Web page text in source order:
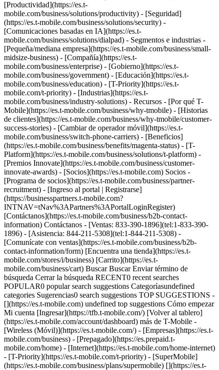
[Productividad](https://es.t-
mobile.com/business/solutions/productivity) - [Seguridad]
(https://es.t-mobile.com/business/solutions/security) -
[Comunicaciones basadas en IA](https://es.t-
mobile.com/business/solutions/dialpad) - Segmentos e industrias -
[Pequeña/mediana empresa](https://es.t-mobile.com/business/small-
midsize-business) - [Compañía](https://es.t-
mobile.com/business/enterprise) - [Gobierno](https://es.t-
mobile.com/business/government) - [Educación](https://es.t-
mobile.com/business/education) - [T-Priority](https://es.t-
mobile.com/t-priority) - [Industrias](https://es.t-
mobile.com/business/industry-solutions) - Recursos - [Por qué T-
Mobile](https://es.t-mobile.com/business/why-tmobile) - [Historias
de clientes](https://es.t-mobile.com/business/why-tmobile/customer-
success-stories) - [Cambiar de operador móvil](https://es.t-
mobile.com/business/switch-phone-carriers) - [Beneficios]
(https://es.t-mobile.com/business/benefits/magenta-status) - [T-
Platform](https://es.t-mobile.com/business/solutions/t-platform) -
[Premios Innovate](https://es.t-mobile.com/business/customer-
innovate-awards) - [Socios](https://es.t-mobile.com) Socios -
[Programa de socios](https://es.t-mobile.com/business/partner-
recruitment) - [Ingreso al portal | Registrarse]
(https://businesspartners.t-mobile.com?
INTNAV=tNav%3APartners%3APortalLoginRegister)
[Contáctanos](https://es.t-mobile.com/business/b2b-contact-
information) Contáctanos - [Ventas: 833-390-1896](tel:1-833-390-
1896) - [Asistencia: 844-211-5308](tel:1-844-211-5308) -
[Comunícate con ventas](https://es.t-mobile.com/business/b2b-
contact-information/form) [Encuentra una tienda](https://es.t-
mobile.com/stores/i/business) [Carrito](https://es.t-
mobile.com/business/cart) Buscar Buscar Enviar término de
búsqueda Cerrar la búsqueda RECENT0 recent searches
POPULAR0 popular search suggestions Categoríasundefined
categories Sugerencias0 search suggestions TOP SUGGESTIONS -
[](https://es.t-mobile.com) undefined top suggestions Cómo empezar
Mi cuenta [Ingresar](https://tfb.t-mobile.com/) [Volver al tablero]
(https://es.t-mobile.com/account/dashboard) más de T-Mobile -
[Wireless (Móvil)](https://es.t-mobile.com/) - [Empresas](https://es.t-
mobile.com/business) - [Prepagado](https://es.prepaid.t-
mobile.com/home) - [Internet](https://es.t-mobile.com/home-internet)
- [T-Priority](https://es.t-mobile.com/t-priority) - [SuperMobile]
(https://es.t-mobile.com/business/plans/supermobile) [](https://es.t-mobile.com) 1. [Inicio](https://es.t-mobile.com/business) 2. [Soluciones](https://es.t-mobile.com/business/solutions) 3. Protección de llamadas PRESENTAMOS SCAM SHIELD™ ## Menos llamadas fraudulentas. Y punto. Con la fusión de Sprint y T-Mobile, nuestra red es más grande y mejor que nunca y cuenta con protección avanzada contra llamadas fraudulentas incorporada. Para que los clientes de pequeños negocios puedan estar mejor protegidos sin pagar ningún cargo adicional. Se requiere dispositivo compatible y servicio elegible. La activación del Bloqueo de llamadas fraudulentas podría bloquear llamadas deseadas. Se puede desactivar en cualquier momento. ## GENERAL ## GENERAL - ### [El efecto](https://es.t-mobile.com#impact) A nadie le gustan las llamadas fraudulentas, y menos aún a pequeños negocios como el tuyo. - ### [Nuestras soluciones](https://es.t-mobile.com#solutions) Te ayudamos a estar mejor protegido con nuestras opciones de vanguardia para la protección contra estafas. - ### [Transparencia de llamadas](https://es.t-mobile.com#transparency) Reduce el número de llamadas perdidas de clientes. ## Menos llamadas fraudulentas. Y punto. ## EL IMPACTO A nadie le gustan las llamadas fraudulentas, y menos aún a las empresas pequeñas. Aprovecha el tiempo haciendo las cosas que te importan, como ocuparte de tu empresa, en lugar de estar filtrando llamadas. ## El fraude telefónico es uno de los tipos más comunes de estafa. La Comisión Federal de Comercio reportó que, desde 2015-2019, el método número 1 de contacto para los estafadores son las llamadas telefónicas. ## El fraude telefónico es uno de los tipos más comunes de estafa. ## Las llamadas no deseadas son todo un problema. Cada año, en Estados Unidos se reciben billones de llamadas fraudulentas y robollamadas. De hecho, en 2019 ocurrieron 58.5 mil millones de estafas y robollamadas, es decir, más de 1,800 llamadas por segundo. ## Las llamadas no deseadas son todo un problema. ## Las llamadas fraudulentas pueden costar caro. En 2019, estas llamadas suponen un costo de 70 millones de horas y de $10.5 mil millones para los estadounidenses. ## Las llamadas fraudulentas pueden costar caro. De acuerdo con el informe "Los principales fraudes de 2019" de la FTC, [Harris Poll/True Caller Survey - Abril de 2019](https://truecaller.blog/2019/04/17/truecaller-insights-2019-us-spam-phone-scam-report/), [YouMail Robocall Index EOY 2019](https://robocallindex.com/history/time), [Hiya Half-Yearly Report - 2019](https://es.t-mobile.com/24/_mp.v3UkdsbnZ1SXNCeFJFcjdvMEZvUi1YRTluZ29yZkhYa0Rxanltdm1JdzF4SS4y_mp.ve/_assets_hiya_com/public/pdf/HiyaStateOfTheCall2019H1.pdf?v=6b7b682837c56c47656c012c1da0e6a), [Hiya State of the Call EOY 2019](https://es.t-mobile.com/24/_mp.v3cHJELS1fanJWWHpPTEpnd01FREhXSWVHSHAtS2RuY2VNOUVraTlIQl91NC43_mp.ve/_assets_hiya_com/public/pdf/HiyaStateOfTheCall2019.pdf?v=ff6a3203004af7328a696e57bcb949dd) y la encuesta a clientes First Orion de noviembre de 2018. ## NUESTRAS SOLUCIONES Ayudamos a los clientes de pequeños negocios a estar mejor protegidos con nuestras opciones de vanguardia para la protección contra estafa. Gracias a Scam Shield, los clientes de pequeños negocios pueden disfrutar de varios niveles de protección contra fraude. Esto quiere decir que podrás bloquear más llamadas fraudulentas que nunca antes. ## Tecnología de red de vanguardia. Nuestra red supercargada analiza cada llamada usando inteligencia artificial, aprendizaje automático y otras tecnologías patentadas. Y nuestras defensas se actualizan cada seis minutos, para llevar la delantera a los estafadores. ![Centro de datos de Scam Shield](https://es.t-mobile.com/sdscene7/is/image/Tmusprod/TFB-ScamShield-article-datacenter-desktop-1:HERO-desktop?fmt=jpg&qlt=85%2C0&resMode=sharp2&op_usm=1.75%2C0.3%2C2%2C0) ## Tecnología de red de vanguardia. ## App Scam Shield™. Una aplicación gratuita que te permite administrar tu protección contra fraudes, para que puedas identificar, bloquear y reportar posibles llamadas fraudulentas. ![App Scam Shield](https://es.t-mobile.com/sdscene7/is/image/Tmusprod/TFB-ScamShield-article-ScamShield-desktop-1:HERO-desktop?fmt=jpg&qlt=85%2C0&resMode=sharp2&op_usm=1.75%2C0.3%2C2%2C0) ## App Scam Shield™. ## Identificación de fraude y Bloqueo de llamadas fraudulentas. Tecnologías incorporadas que identifican las llamadas fraudulentas y robollamadas y las bloquean antes de que tú recibas la llamada. ![Centro de datos de Scam Shield](https://es.t-mobile.com/sdscene7/is/image/Tmusprod/TFB-ScamShield-article-ScamBlock-desktop-1:HERO-desktop?fmt=jpg&qlt=85%2C0&resMode=sharp2&op_usm=1.75%2C0.3%2C2%2C0) ## Identificación de fraude y Bloqueo de llamadas fraudulentas. ## identificador de llamadas. Te permite conocer quién está llamando al presentar su información, incluso si no está en tu lista de contactos. ![Centro de datos de Scam Shield](https://es.t-mobile.com/sdscene7/is/image/Tmusprod/TFB-ScamShield-article-CallerID-desktop-1:HERO-desktop?fmt=jpg&qlt=85%2C0&resMode=sharp2&op_usm=1.75%2C0.3%2C2%2C0) ## identificador de llamadas. Se requiere dispositivo compatible y servicio elegible. La activación del Bloqueo de llamadas fraudulentas podría bloquear llamadas deseadas. Se puede desactivar en cualquier momento. ## TRANSPARENCIA DE LLAMADAS Reduce el número de llamadas perdidas de clientes. Protege la reputación de tu marca y genera confianza con tu cliente. ## Registra el número o números de tu empresa. Asegúrate de que los números de tu empresa estén protegidos registrándolos en Transparencia de llamadas. Este servicio gratuito proporcionado por terceros te añade a un registro, garantizando así que tu número no será rotulado como fraudulento. [Regístrate ahora , opens in a new window](https://firstorion.com/register-your-number/) ## Registra el número o números de tu empresa. ## ¿Tienes preguntas acerca de Scam Shield? - ## ¿Cómo obtengo Identificador de llamadas gratis? Todos los clientes de pequeñas negocios de T-Mobile con 12 líneas de voz o menos son elegibles para el identificador de llamadas gratis. Puedes adherirte a través de [Mi T-Mobile/Account](https://es.account.t-mobile.com/) Hub, marcando #436#, visitando una tienda T-Mobile o simplemente marcando 611 desde tu teléfono T-Mobile para hablar con un experto de Servicio al Cliente. - Los clientes de pequeños negocios (tipos de cuenta B, líneas 1-12) deben visitar una tienda o llamar al Servicio al Cliente para tener el identificador de llamadas gratis agregado a la cuenta (no estará disponible a través de la app Scam Shield). - ## ¿Cómo puedo cambiar el nombre que aparece en el Identificador de llamadas? Ingresa a Mi T-Mobile y selecciona > Profile (perfil) > Line Settings (configuración de la línea) > Caller ID (identificador de llamadas) para editar cómo se muestra tu propio Identificador de llamadas cuando realizas una llamada e ingresa tu nombre legal o una variación comúnmente aceptada. No se permite lenguaje obsceno. Los cambios se mostrarán dentro de las siguientes 72 horas. - Si tu cambio de nombre no funciona, marca 611 en tu teléfono para conectarte con tu Equipo de Expertos. - ## ¿Cómo puedo asegurarme de que las llamadas de mi empresa no sean bloqueadas? El sitio web gratis [https://calltransparency.com/](https://calltransparency.com/) ofrece a las empresas la oportunidad de registrar su nombre y número o números comerciales para que sus llamadas a los clientes se reconozcan como legítimas. - ## ¿Cómo obtengo el Servicio de Identificación de fraude? El servicio de Identificación de fraude es un servicio gratuito y automático para todos los clientes de T-Mobile; no tienes que hacer nada. - ## ¿Cómo bloqueo una llamada fraudulenta en T-Mobile? - Baja gratis la app Scam Shield y activa el Bloqueo de llamadas fraudulentas - Marca #662# en tu dispositivo T-Mobile - Ingresa a Mi T-Mobile o la app T-Mobile, donde encontrarás una opción para activar el Bloqueo de llamadas fraudulentas - ## ¿Qué ocurre con los mensajes de texto fraudulentos/no deseados? ¿T-Mobile los bloquea? Contamos con una solución antispam para la mensajería móvil, incluidos los SMS, MMS y RCS, desde 2014 y los clientes de T-Mobile la tienen incluida sin cargo adicional. Cómo funciona: - Nuestra solución antispam para mensajería se actualiza regularmente con huellas y firmas de mensajes spam. Cuando se recibe un mensajes móvil en la red, se lo verifica con esta solución antispam. SI se determina que un mensaje es spam o no deseado, lo bloqueamos. De lo contrario, el mensaje se entrega. - Los clientes pueden reportar spam o mensajes no deseados simplemente reenviándolos al 7726. Responderemos con un mensaje de texto de confirmación y enviaremos el mensaje al Centro de Seguridad para su análisis. El mensaje y tus detalles estarán encriptados y no compartiremos tu identidad. - Responder "STOP" suele ser una manera práctica de excluirse rápidamente de un programa de mensajes. Sin embargo, en el caso de mensajes de texto de spam no deseados, recomendamos reenviarlos al 7726 y no contestar. Del mismo modo en que ocurre al contestar una llamada automatizada, los responsables del spam usarán cualquier mensaje de respuesta (incluido el mensaje "STOP") como confirmación de que se comunicaron con una persona real. - ## ¿Qué es PROXY de DIGITS? PROXY es una nueva oferta de T-Mobile que te ofrece un segundo número gratis para ayudarte a mantener la privacidad de tu número principal. Puedes consultar tus llamadas y escuchar tus mensajes en la app DIGITS. Un número PROXY gratis por cuenta. - ## ¿Quién es elegible para agregar un número PROXY de DIGITS? PROXY está disponible para clientes del servicio pospagado nuevos y existentes y los planes de voz para pequeños negocios (hasta 12 líneas). Las cuentas comerciales con más de 13 líneas no son elegibles ya que el número PROXY utiliza la plataforma de DIGITS